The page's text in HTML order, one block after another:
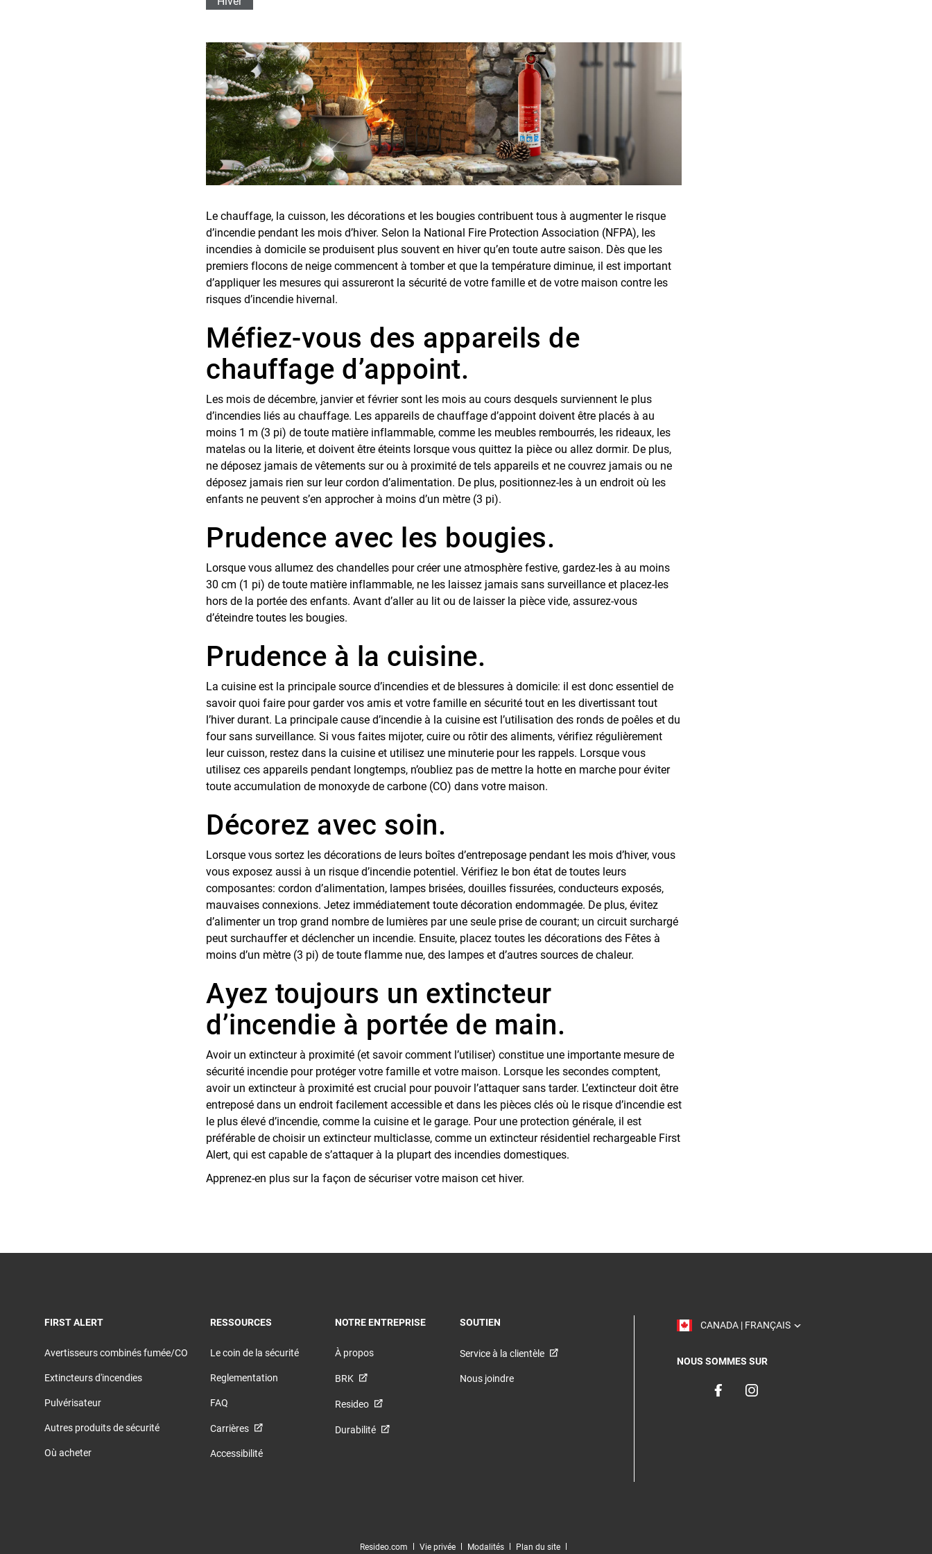
Le chauffage, la cuisson, les décorations et les bougies contribuent tous à augmenter le risque
d’incendie pendant les mois d’hiver. Selon la National Fire Protection Association (NFPA), les
incendies à domicile se produisent plus souvent en hiver qu’en toute autre saison. Dès que les
premiers flocons de neige commencent à tomber et que la température diminue, il est important
d’appliquer les mesures qui assureront la sécurité de votre famille et de votre maison contre les
risques d’incendie hivernal.
Méfiez-vous des appareils de
chauffage d’appoint.
Les mois de décembre, janvier et février sont les mois au cours desquels surviennent le plus
d’incendies liés au chauffage. Les appareils de chauffage d’appoint doivent être placés à au
moins 1 m (3 pi) de toute matière inflammable, comme les meubles rembourrés, les rideaux, les
matelas ou la literie, et doivent être éteints lorsque vous quittez la pièce ou allez dormir. De plus,
ne déposez jamais de vêtements sur ou à proximité de tels appareils et ne couvrez jamais ou ne
déposez jamais rien sur leur cordon d’alimentation. De plus, positionnez-les à un endroit où les
enfants ne peuvent s’en approcher à moins d’un mètre (3 pi).
Prudence avec les bougies.
Lorsque vous allumez des chandelles pour créer une atmosphère festive, gardez-les à au moins
30 cm (1 pi) de toute matière inflammable, ne les laissez jamais sans surveillance et placez-les
hors de la portée des enfants. Avant d’aller au lit ou de laisser la pièce vide, assurez-vous
d’éteindre toutes les bougies.
Prudence à la cuisine.
La cuisine est la principale source d’incendies et de blessures à domicile: il est donc essentiel de
savoir quoi faire pour garder vos amis et votre famille en sécurité tout en les divertissant tout
l’hiver durant. La principale cause d’incendie à la cuisine est l’utilisation des ronds de poêles et du
four sans surveillance. Si vous faites mijoter, cuire ou rôtir des aliments, vérifiez régulièrement
leur cuisson, restez dans la cuisine et utilisez une minuterie pour les rappels. Lorsque vous
utilisez ces appareils pendant longtemps, n’oubliez pas de mettre la hotte en marche pour éviter
toute accumulation de monoxyde de carbone (CO) dans votre maison.
Décorez avec soin.
Lorsque vous sortez les décorations de leurs boîtes d’entreposage pendant les mois d’hiver, vous
vous exposez aussi à un risque d’incendie potentiel. Vérifiez le bon état de toutes leurs
composantes: cordon d’alimentation, lampes brisées, douilles fissurées, conducteurs exposés,
mauvaises connexions. Jetez immédiatement toute décoration endommagée. De plus, évitez
d’alimenter un trop grand nombre de lumières par une seule prise de courant; un circuit surchargé
peut surchauffer et déclencher un incendie. Ensuite, placez toutes les décorations des Fêtes à
moins d’un mètre (3 pi) de toute flamme nue, des lampes et d’autres sources de chaleur.
Ayez toujours un extincteur
d’incendie à portée de main.
Avoir un extincteur à proximité (et savoir comment l’utiliser) constitue une importante mesure de
sécurité incendie pour protéger votre famille et votre maison. Lorsque les secondes comptent,
avoir un extincteur à proximité est crucial pour pouvoir l’attaquer sans tarder. L’extincteur doit être
entreposé dans un endroit facilement accessible et dans les pièces clés où le risque d’incendie est
le plus élevé d’incendie, comme la cuisine et le garage. Pour une protection générale, il est
préférable de choisir un extincteur multiclasse, comme un extincteur résidentiel rechargeable First
Alert, qui est capable de s’attaquer à la plupart des incendies domestiques.
Apprenez-en plus sur la façon de sécuriser votre maison cet hiver.
FIRST ALERTTOGGLE
Avertisseurs combinés fumée/CO
Extincteurs d'incendies
Pulvérisateur
Autres produits de sécurité
Où acheter
RESSOURCES
Le coin de la sécurité
Reglementation
FAQ
Carrières
Accessibilité
NOTRE ENTREPRISETOGGLE
À propos
BRK
Resideo
Durabilité
SOUTIEN
Service à la clientèle
Nous joindre
CANADA | FRANÇAIS TOGGLE
NOUS SOMMES SUR
Resideo.com Vie privée Modalités
Plan du site